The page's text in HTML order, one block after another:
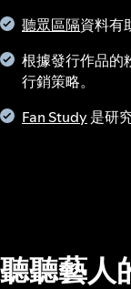
聽眾區隔資料有
根據發行作品的
行銷策略。
Fan Study 是研
聽聽藝人